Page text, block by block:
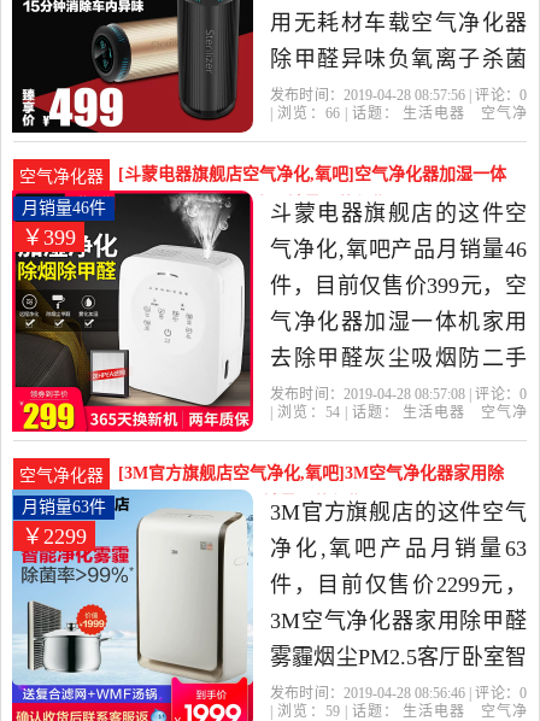
用无耗材车载空气净化器
除甲醛异味负氧离子杀菌
负离子Tvoc是2019年adawo
性价比很高的空气净化,氧
吧，由江苏 南京发货。
发布时间：2019-04-28 08:57:56 | 评论： 0
| 浏览： 66| 话题： 生活电器
空气净
空气净化器
[斗蒙电器旗舰店空气净化,氧吧]空气净化器加湿一体
机家用去除甲醛灰尘月销量46件仅售399元
￥399
月销量46件
斗蒙电器旗舰店的这件空
气净化,氧吧产品月销量46
件，目前仅售价399元，空
气净化器加湿一体机家用
去除甲醛灰尘吸烟防二手
烟神器小型桌面是2019年
电器当中性价比很高的空
气净化,氧吧，由广东 佛山
发货。
发布时间：2019-04-28 08:57:08 | 评论： 0
| 浏览： 54| 话题： 生活电器
空气净
空气净化器
[3M官方旗舰店空气净化,氧吧]3M空气净化器家用除
甲醛雾霾烟尘PM月销量63件仅售2299元
￥2299
月销量63件
3M官方旗舰店的这件空气
净化,氧吧产品月销量63
件，目前仅售价2299元，
3M空气净化器家用除甲醛
雾霾烟尘PM2.5客厅卧室智
能净化机3087是2019年3M
发布时间：2019-04-28 08:56:46 | 评论： 0
| 浏览： 59| 话题： 生活电器
空气净